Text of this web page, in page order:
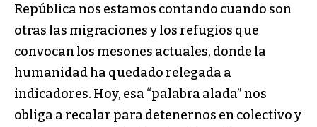
República nos estamos contando cuando son
otras las migraciones y los refugios que
convocan los mesones actuales, donde la
humanidad ha quedado relegada a
indicadores. Hoy, esa “palabra alada” nos
obliga a recalar para detenernos en colectivo y